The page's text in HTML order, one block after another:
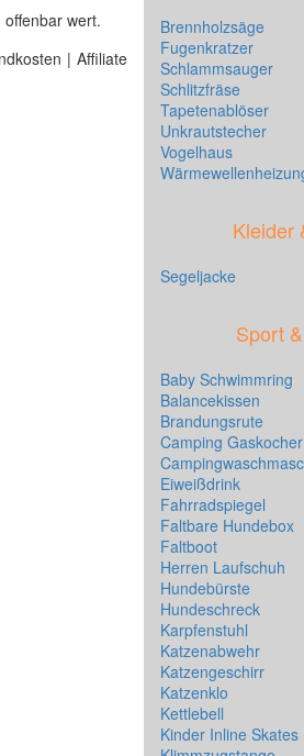
wert.
| Affiliate
Brennholzsäge
Fugenkratzer
Schlammsauger
Schlitzfräse
Tapetenablöser
Unkrautstecher
Vogelhaus
Kleider
Segeljacke
Sport
Baby Schwimmring
Balancekissen
Brandungsrute
Camping Gaskocher
Eiweißdrink
Fahrradspiegel
Faltbare Hundebox
Faltboot
Herren Laufschuh
Hundebürste
Hundeschreck
Karpfenstuhl
Katzenabwehr
Katzengeschirr
Katzenklo
Kettlebell
Kinder Inline Skates